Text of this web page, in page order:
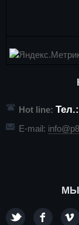
Hot line:
E-mail:
МЫ